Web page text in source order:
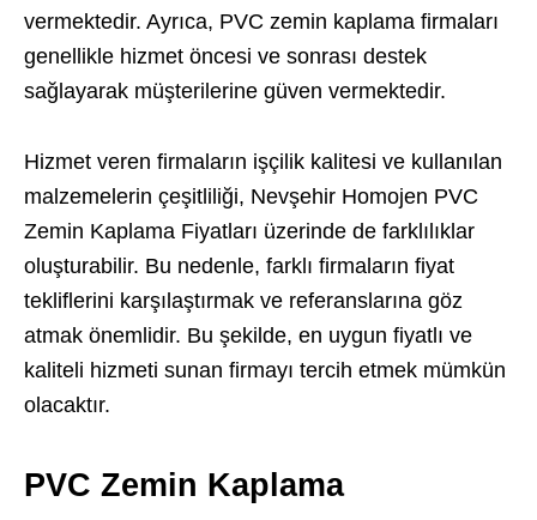
vermektedir. Ayrıca, PVC zemin kaplama firmaları
genellikle hizmet öncesi ve sonrası destek
sağlayarak müşterilerine güven vermektedir.
Hizmet veren firmaların işçilik kalitesi ve kullanılan
malzemelerin çeşitliliği, Nevşehir Homojen PVC
Zemin Kaplama Fiyatları üzerinde de farklılıklar
oluşturabilir. Bu nedenle, farklı firmaların fiyat
tekliflerini karşılaştırmak ve referanslarına göz
atmak önemlidir. Bu şekilde, en uygun fiyatlı ve
kaliteli hizmeti sunan firmayı tercih etmek mümkün
olacaktır.
PVC Zemin Kaplama